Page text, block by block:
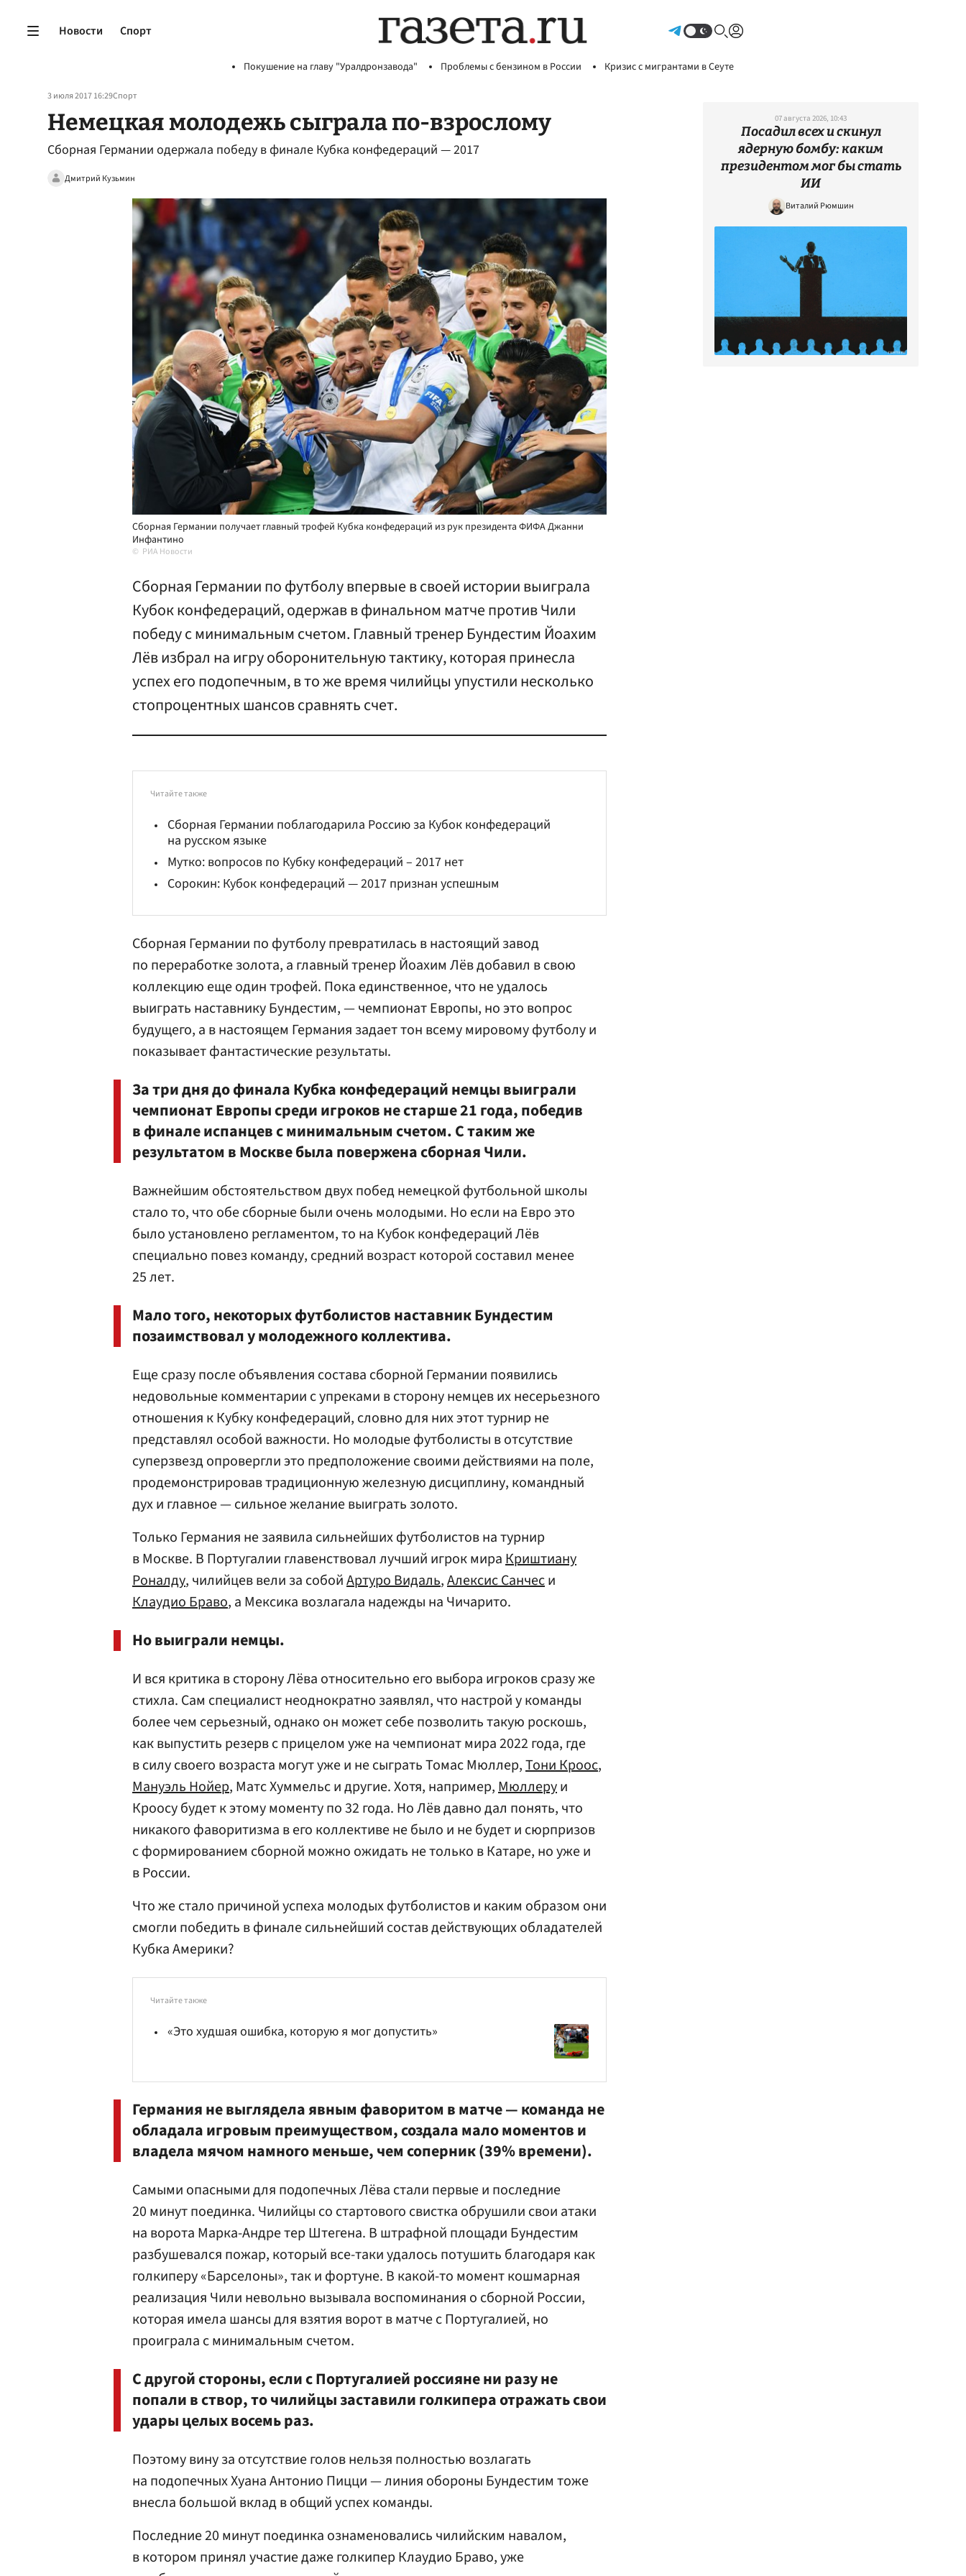
Новости Спорт
Покушение на главу "Уралдронзавода" Проблемы с бензином в России Кризис с мигрантами в Сеуте
3 июля 2017 16:29Спорт
Немецкая молодежь сыграла по-взрослому
Сборная Германии одержала победу в финале Кубка конфедераций — 2017
Дмитрий Кузьмин
Сборная Германии получает главный трофей Кубка конфедераций из рук президента ФИФА Джанни
Инфантино
РИА Новости
Сборная Германии по футболу впервые в своей истории выиграла
Кубок конфедераций, одержав в финальном матче против Чили
победу с минимальным счетом. Главный тренер Бундестим Йоахим
Лёв избрал на игру оборонительную тактику, которая принесла
успех его подопечным, в то же время чилийцы упустили несколько
стопроцентных шансов сравнять счет.
Читайте также
Сборная Германии поблагодарила Россию за Кубок конфедераций
на русском языке
Мутко: вопросов по Кубку конфедераций – 2017 нет
Сорокин: Кубок конфедераций — 2017 признан успешным
Сборная Германии по футболу превратилась в настоящий завод
по переработке золота, а главный тренер Йоахим Лёвдобавил в свою
коллекцию еще один трофей. Пока единственное, что не удалось
выиграть наставнику Бундестим, — чемпионат Европы, но это вопрос
будущего, а в настоящем Германия задает тон всему мировому футболу и
показывает фантастические результаты.
За три дня до финала Кубка конфедераций немцы выиграли
чемпионат Европы среди игроков не старше 21 года, победив
в финале испанцев с минимальным счетом. С таким же
результатом в Москве была повержена сборная Чили.
Важнейшим обстоятельством двух побед немецкой футбольной школы
стало то, что обе сборные были очень молодыми. Но если на Евро это
было установлено регламентом, то на Кубок конфедераций Лёв
специально повез команду, средний возраст которой составил менее
25 лет.
Мало того, некоторых футболистов наставник Бундестим
позаимствовал у молодежного коллектива.
Еще сразу после объявления состава сборной Германии появились
недовольные комментарии с упреками в сторону немцев их несерьезного
отношения к Кубку конфедераций, словно для них этот турнир не
представлял особой важности. Но молодые футболисты в отсутствие
суперзвезд опровергли это предположение своими действиями на поле,
продемонстрировав традиционную железную дисциплину, командный
дух и главное — сильное желание выиграть золото.
Только Германия не заявила сильнейших футболистов на турнир
в Москве. В Португалии главенствовал лучший игрок мираКриштиану
Роналду, чилийцев вели за собойАртуро Видаль,Алексис Санчеси
Клаудио Браво, а Мексика возлагала надежды на Чичарито.
Но выиграли немцы.
И вся критика в сторону Лёва относительно его выбора игроков сразу же
стихла. Сам специалист неоднократно заявлял, что настрой у команды
более чем серьезный, однако он может себе позволить такую роскошь,
как выпустить резерв с прицелом уже на чемпионат мира 2022 года, где
в силу своего возраста могут уже и не сыграть Томас Мюллер,Тони Кроос,
Мануэль Нойер, Матс Хуммельс и другие. Хотя, например,Мюллеруи
Кроосу будет к этому моменту по 32 года. Но Лёв давно дал понять, что
никакого фаворитизма в его коллективе не было и не будет и сюрпризов
с формированием сборной можно ожидать не только в Катаре, но уже и
в России.
Что же стало причиной успеха молодых футболистов и каким образом они
смогли победить в финале сильнейший состав действующих обладателей
Кубка Америки?
Читайте также
«Это худшая ошибка, которую я мог допустить»
Германия не выглядела явным фаворитом в матче — команда не
обладала игровым преимуществом, создала мало моментов и
владела мячом намного меньше, чем соперник (39% времени).
Самыми опасными для подопечных Лёва стали первые и последние
20 минут поединка. Чилийцы со стартового свистка обрушили свои атаки
на ворота Марка-Андре тер Штегена. В штрафной площади Бундестим
разбушевался пожар, который все-таки удалось потушить благодаря как
голкиперу «Барселоны», так и фортуне. В какой-то момент кошмарная
реализация Чили невольно вызывала воспоминания о сборной России,
которая имела шансы для взятия ворот в матче с Португалией, но
проиграла с минимальным счетом.
С другой стороны, если с Португалией россияне ни разу не
попали в створ, то чилийцы заставили голкипера отражать свои
удары целых восемь раз.
Поэтому вину за отсутствие голов нельзя полностью возлагать
на подопечных Хуана Антонио Пицци — линия обороны Бундестим тоже
внесла большой вклад в общий успех команды.
Последние 20 минут поединка ознаменовались чилийским навалом,
в котором принял участие даже голкипер Клаудио Браво, уже
07 августа 2026, 10:43
Посадил всех и скинул
ядерную бомбу: каким
президентом мог бы стать
ИИ
Виталий Рюмшин